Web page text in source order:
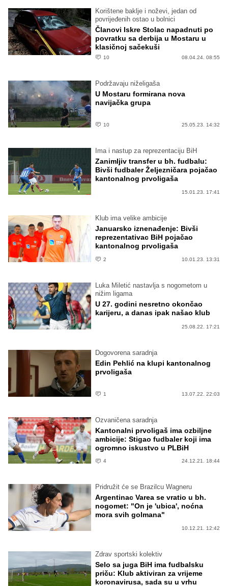
Korištene baklje i noževi, jedan od
povrijeđenih ostao u bolnici
Članovi Iskre Stolac napadnuti po
povratku sa derbija u Mostaru u
klasičnoj sačekuši
10 08.04.24. 08:55
Podržavaju niželigaša
U Mostaru formirana nova
navijačka grupa
10 25.05.23. 14:32
Ima i nastup za reprezentaciju BiH
Zanimljiv transfer u bh. fudbalu:
Bivši fudbaler Željezničara pojačao
kantonalnog prvoligaša
15.01.23. 17:41
Klub ima velike ambicije
Januarsko iznenađenje: Bivši
reprezentativac BiH pojačao
kantonalnog prvoligaša
2 10.01.23. 13:31
Luka Miletić nastavlja s nogometom u
nižim ligama
U 27. godini nesretno okončao
karijeru, a danas ipak našao klub
25.08.22. 17:21
Dogovorena saradnja
Edin Pehlić na klupi kantonalnog
prvoligaša
1 13.07.22. 22:03
Ozvaničena saradnja
Kantonalni prvoligaš ima ozbiljne
ambicije: Stigao fudbaler koji ima
ogromno iskustvo u PLBiH
4 24.12.21. 18:44
Pridružit će se Brazilcu Wagneru
Argentinac Varea se vratio u bh.
nogomet: "On je 'ubica', noćna
mora svih golmana"
10.12.21. 12:42
Zdrav sportski kolektiv
Selo sa juga BiH ima fudbalsku
priču: Klub aktiviran za vrijeme
koronavirusa, sada su u vrhu